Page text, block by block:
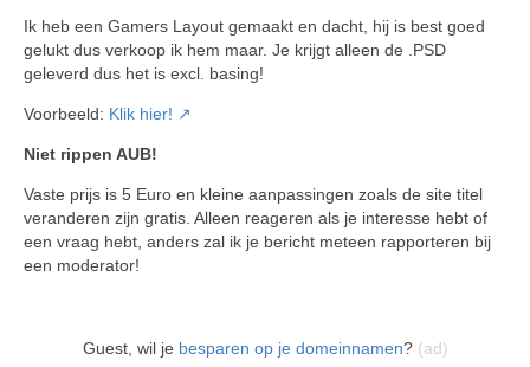
Ik heb een Gamers Layout gemaakt en dacht, hij is best goed
gelukt dus verkoop ik hem maar. Je krijgt alleen de .PSD
geleverd dus het is excl. basing!
Voorbeeld: Klik hier!
Niet rippen AUB!
Vaste prijs is 5 Euro en kleine aanpassingen zoals de site titel
veranderen zijn gratis. Alleen reageren als je interesse hebt of
een vraag hebt, anders zal ik je bericht meteen rapporteren bij
een moderator!
Guest, wil je besparen op je domeinnamen? (ad)